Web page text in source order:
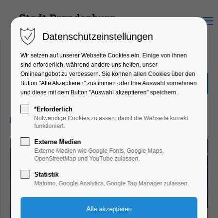
Menu
Nur noch ein einziges Mal
Kino
09.11.2024, 20:00–22:00
Datenschutzeinstellungen
Wir setzen auf unserer Webseite Cookies ein. Einige von ihnen
sind erforderlich, während andere uns helfen, unser
Onlineangebot zu verbessern. Sie können allen Cookies über den
Button "Alle Akzeptieren" zustimmen oder Ihre Auswahl vornehmen
und diese mit dem Button "Auswahl akzeptieren" speichern.
*Erforderlich
Notwendige Cookies zulassen, damit die Webseite korrekt
funktioniert.
Externe Medien
Externe Medien wie Google Fonts, Google Maps,
OpenStreetMap und YouTube zulassen.
Statistik
Matomo, Google Analytics, Google Tag Manager zulassen.